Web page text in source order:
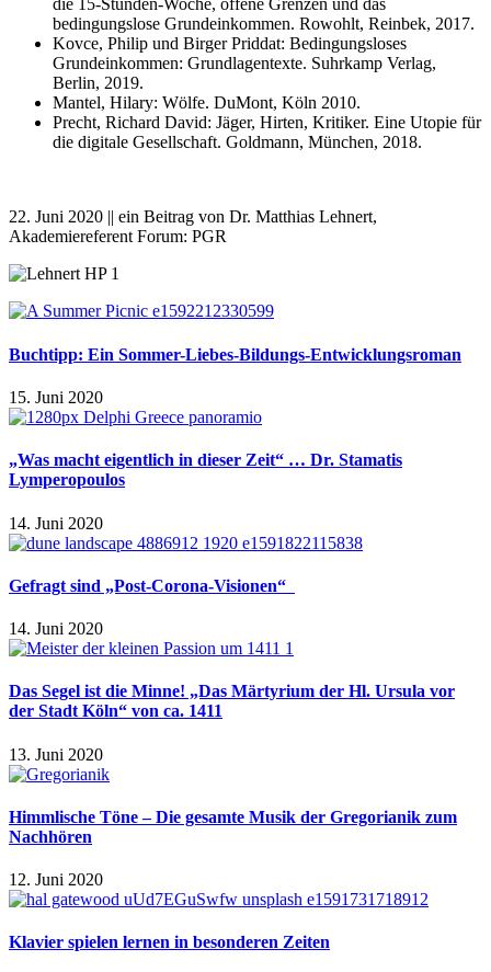
die 15-Stunden-Woche, offene Grenzen und das
bedingungslose Grundeinkommen. Rowohlt, Reinbek, 2017.
Kovce, Philip und Birger Priddat: Bedingungsloses
Grundeinkommen: Grundlagentexte. Suhrkamp Verlag,
Berlin, 2019.
Mantel, Hilary: Wölfe. DuMont, Köln 2010.
Precht, Richard David: Jäger, Hirten, Kritiker. Eine Utopie für
die digitale Gesellschaft. Goldmann, München, 2018.
22. Juni 2020 || ein Beitrag von Dr. Matthias Lehnert,
Akademiereferent Forum: PGR
Buchtipp: Ein Sommer-Liebes-Bildungs-Entwicklungsroman
15. Juni 2020
„Was macht eigentlich in dieser Zeit“ … Dr. Stamatis
Lymperopoulos
14. Juni 2020
Gefragt sind „Post-Corona-Visionen“
14. Juni 2020
Das Segel ist die Minne! „Das Märtyrium der Hl. Ursula vor
der Stadt Köln“ von ca. 1411
13. Juni 2020
Himmlische Töne – Die gesamte Musik der Gregorianik zum
Nachhören
12. Juni 2020
Klavier spielen lernen in besonderen Zeiten